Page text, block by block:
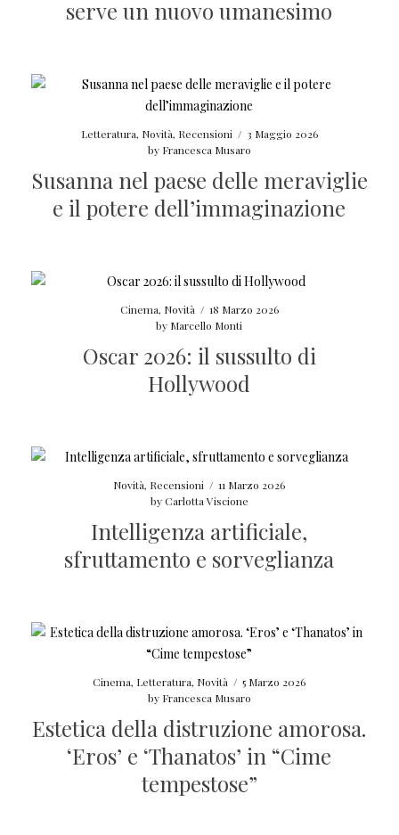
serve un nuovo umanesimo
Letteratura, Novità, Recensioni / 3 Maggio 2026
by Francesca Musaro
Susanna nel paese delle meraviglie
e il potere dell’immaginazione
Cinema, Novità / 18 Marzo 2026
by Marcello Monti
Oscar 2026: il sussulto di
Hollywood
Novità, Recensioni / 11 Marzo 2026
byCarlotta Viscione
Intelligenza artificiale,
sfruttamento e sorveglianza
Cinema, Letteratura, Novità / 5 Marzo 2026
by Francesca Musaro
Estetica della distruzione amorosa.
‘Eros’ e ‘Thanatos’ in “Cime
tempestose”